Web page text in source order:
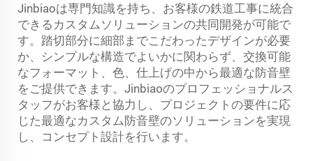
Jinbiaoは専門知識を持ち、お客様の鉄道工事に統合
できるカスタムソリューションの共同開発が可能で
す。踏切部分に細部までこだわったデザインが必要
か、シンプルな構造でよいかに関わらず、交換可能
なフォーマット、色、仕上げの中から最適な防音壁
をご提供できます。Jinbiaoのプロフェッショナルス
タッフがお客様と協力し、プロジェクトの要件に応
じた最適なカスタム防音壁のソリューションを実現
し、コンセプト設計を行います。